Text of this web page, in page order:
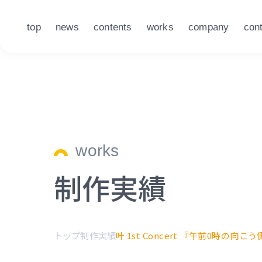
top news contents works company
works
制作実績
トップ制作実績叶 1st Concert 『午前0時の向こう